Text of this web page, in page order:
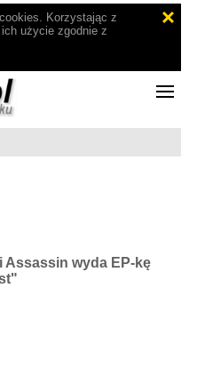
Korzystając z
użycie zgodnie z
Assassin wyda EP-kę